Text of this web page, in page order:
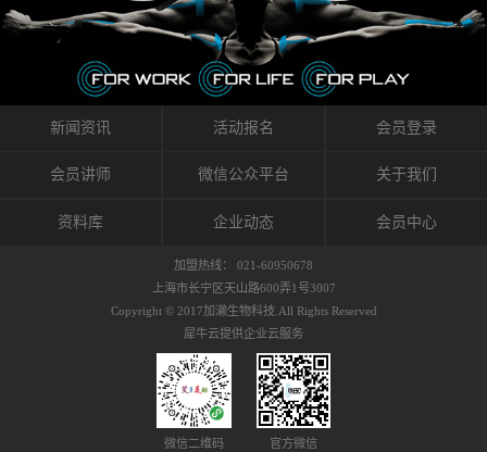
性，减少贴布本身带来的致敏率。那到底是什
么原因引起的过敏瘙痒呢？我整理了以下内容
仅供大家参考，希望能给予大家帮助。首先我
们分析解剖下过敏的原因，然后简说一下
KINESIO贴布贴扎后预防应对。我把导致过敏的
原因，简单分为外因和内因。外因1，贴布贴布
括：1）面料的伸展率、回缩率、纤维的刺激
能会给皮肤带来过度的刺激，从而引起过敏瘙
间内表现出症状，而是通过花费时间创造一个
对身体没有伤害（副作用等）的环境来减轻症
状。 但是，由于营养、精神、运动的平衡被破
坏，各种细胞就会发生病态变化。 在一定的状
态下，细胞因子会自动捕捉异常，并在细胞之
间传递适当的修复信息。可以收集各自所需的
因子级联；细胞因子的连锁反应）。 如果这种
者甚至提供不需要的物质。 因此，身体所需的
自然愈合能力不仅不能发挥作用，反而会造成
恶化的环境。Kinesio肌内效贴的作用，就是解
决这些问题。 KinesioTaping ® （Kinesio贴扎
疗法）的概念是空（空间），动（流动），冷
（抑制热的上升），为了实现这些，贴布的质
作出来。 特别地，Kinesio Medical
Tappling®（Kinesio医疗贴扎）通过从皮肤表面
长时间给予适...
种可以改变肌肉、筋膜和间质液之间自然流动
关系的方法。 间质液间质被称为人体的新器
官。研究人员认为，整个身体的网络是由坚韧
且柔软的蛋白质结构所支撑的相互连接的充满
流体的空间构成的。如果作为脏器，这是人体
最大的脏器，约占体重的20%（相比之下，皮
内流通，有助于细胞的再生和恢复。“1”“雪花”
周围进行轻柔的刺激，改善受影响的关节和肌
到辅助修复损伤组织的作用。对组织的营养供
膜，韧带和关节周围皮下组织的关节囊。 流
体力学理论加濑博士-Kinesio肌内效贴布的发明
人流体力学理论是以对日常生活产生反复影响
的纤细筋膜的性质为焦点。 筋膜容易受到外部
新闻资讯 活动报名 会员登录
会员讲师 微信公众平台 关于我们
资料库 企业动态 会员中心
加盟热线： 021-60950678
上海市长宁区天山路600弄1号3007
Copyright © 2017加濑生物科技.All Rights Reserved
犀牛云提供企业云服务
微信二维码 官方微信